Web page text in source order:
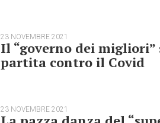
23 NOVEMBRE 2021
Il “governo dei
partita contro il Covid
23 NOVEMBRE 2021